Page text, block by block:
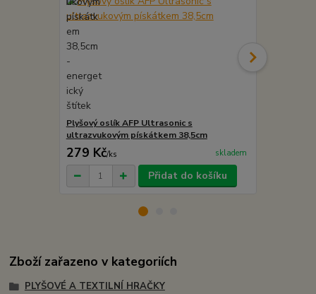
Plyšový oslík AFP Ultrasonic s
ultrazvukovým pískátkem 38,5cm
279 Kč/ks skladem
Přidat do košíku
Zboží zařazeno v kategoriích
PLYŠOVÉ A TEXTILNÍ HRAČKY